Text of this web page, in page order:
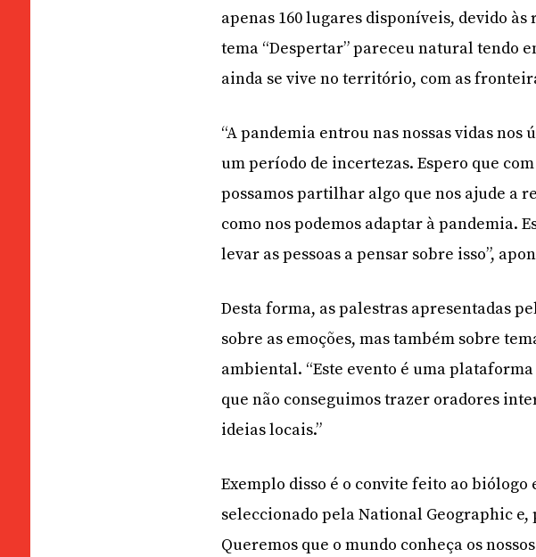
apenas 160 lugares disponíveis, devido
tema “Despertar” pareceu natural tendo
ainda se vive no território, com as
“A pandemia entrou nas nossas vidas nos
um período de incertezas. Espero que
possamos partilhar algo que nos ajude a
como nos podemos adaptar à pandemia.
levar as pessoas a pensar sobre isso”,
Desta forma, as palestras apresentadas
sobre as emoções, mas também sobre
ambiental. “Este evento é uma
que não conseguimos trazer oradores
ideias locais.”
Exemplo disso é o convite feito ao biólogo
seleccionado pela National Geographic
Queremos que o mundo conheça os